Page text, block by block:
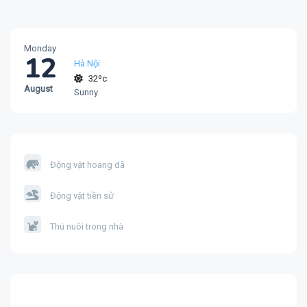
Monday
12
August
Hà Nội
32ºc
Sunny
Động vật hoang dã
Động vật tiền sử
Thú nuôi trong nhà